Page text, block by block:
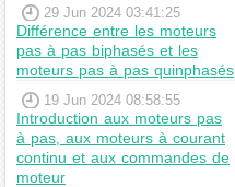
29 Jun 2024 03:41:25
Différence entre les moteurs
pas à pas biphasés et les
moteurs pas à pas quinphasés
19 Jun 2024 08:58:55
Introduction aux moteurs pas
à pas, aux moteurs à courant
continu et aux commandes de
moteur